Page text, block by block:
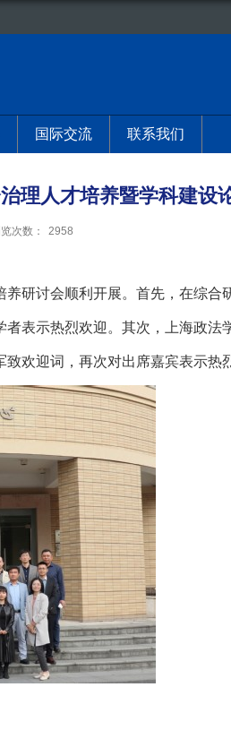
国际交流 联系我们
理人才培养暨学科建设
次数： 2958
研讨会顺利开展。首先，在综合
表示热烈欢迎。其次，上海政法
欢迎词，再次对出席嘉宾表示热